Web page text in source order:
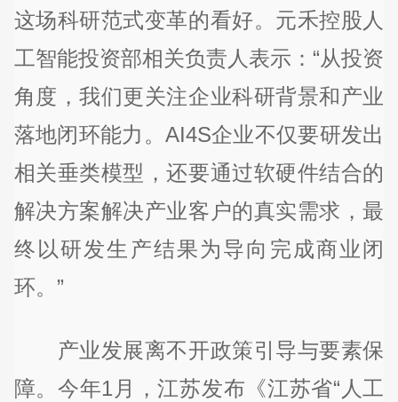
这场科研范式变革的看好。元禾控股人
工智能投资部相关负责人表示：“从投资
角度，我们更关注企业科研背景和产业
落地闭环能力。AI4S企业不仅要研发出
相关垂类模型，还要通过软硬件结合的
解决方案解决产业客户的真实需求，最
终以研发生产结果为导向完成商业闭
环。”
产业发展离不开政策引导与要素保
障。今年1月，江苏发布《江苏省“人工